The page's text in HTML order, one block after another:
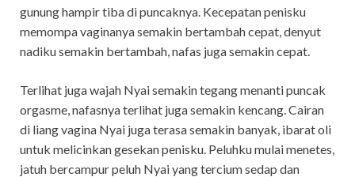
gunung hampir tiba di puncaknya. Kecepatan penisku
memompa vaginanya semakin bertambah cepat, denyut
nadiku semakin bertambah, nafas juga semakin cepat.
Terlihat juga wajah Nyai semakin tegang menanti puncak
orgasme, nafasnya terlihat juga semakin kencang. Cairan
di liang vagina Nyai juga terasa semakin banyak, ibarat oli
untuk melicinkan gesekan penisku. Peluhku mulai menetes,
jatuh bercampur peluh Nyai yang tercium sedap dan